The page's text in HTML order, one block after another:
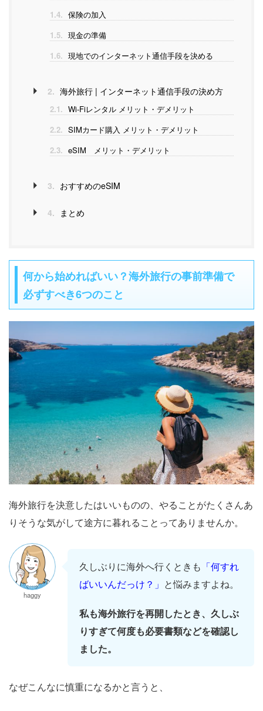
1.4. 保険の加入
1.5. 現金の準備
1.6. 現地でのインターネット通信手段を決める
2. 海外旅行 | インターネット通信手段の決め方
2.1. Wi-Fiレンタル メリット・デメリット
2.2. SIMカード購入 メリット・デメリット
2.3. eSIM メリット・デメリット
3. おすすめのeSIM
4. まとめ
何から始めればいい？海外旅行の事前準備で
必ずすべき6つのこと
海外旅行を決意したはいいものの、やることがたくさんあ
りそうな気がして途方に暮れることってありませんか。
haggy
久しぶりに海外へ行くときも 「何すれ
ばいいんだっけ？」 と悩みますよね。
私も海外旅行を再開したとき、久しぶ
りすぎて何度も必要書類などを確認し
ました。
なぜこんなに慎重になるかと言うと、